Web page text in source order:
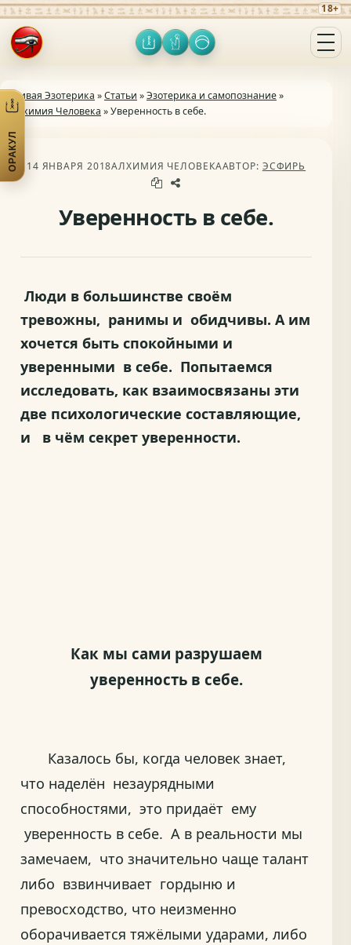
ОракулЛичноеВключить тёмную тему
18+
Открыть меню
ОРАКУЛОткрыть практики
Живая Эзотерика »Статьи »Эзотерика и самопознание»
Алхимия Человека » Уверенность в себе.
14 ЯНВАРЯ 2018АЛХИМИЯ ЧЕЛОВЕКААВТОР: ЭСФИРЬ
Уверенность в себе.
Люди в большинстве своём
тревожны, ранимы и обидчивы. А им
хочется быть спокойными и
уверенными в себе. Попытаемся
исследовать, как взаимосвязаны эти
две психологические составляющие,
и в чём секрет уверенности.
Как мы сами разрушаем
уверенность в себе.
Казалось бы, когда человек знает,
что наделён незаурядными
способностями, это придаёт ему
уверенность в себе. А в реальности мы
замечаем, что значительно чаще талант
либо взвинчивает гордыню и
превосходство, что неизменно
оборачивается тяжёлыми ударами, либо